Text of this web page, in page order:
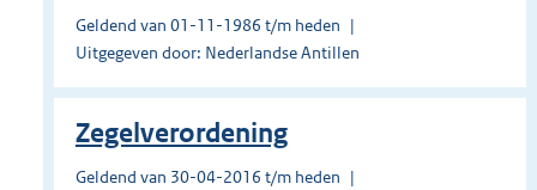
Geldend van 01-11-1986 t/m heden
Uitgegeven door: Nederlandse Antillen
Zegelverordening
Geldend van 30-04-2016 t/m heden